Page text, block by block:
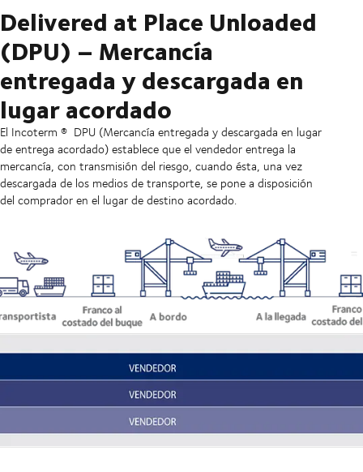
Delivered at Place Unloaded
(DPU) – Mercancía
entregada y descargada en
lugar acordado
El Incoterm ® DPU (Mercancía entregada y descargada en lugar
de entrega acordado) establece que el vendedor entrega la
mercancía, con transmisión del riesgo, cuando ésta, una vez
descargada de los medios de transporte, se pone a disposición
del comprador en el lugar de destino acordado.